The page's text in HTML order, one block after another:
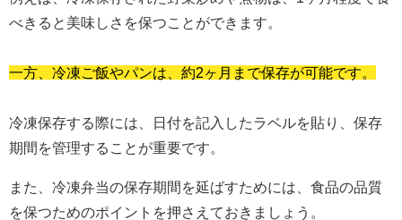
べきると美味しさを保つことができます。
一方、冷凍ご飯やパンは、約2ヶ月まで保存が可能です。
冷凍保存する際には、日付を記入したラベルを貼り、保存
期間を管理することが重要です。
また、冷凍弁当の保存期間を延ばすためには、食品の品質
を保つためのポイントを押さえておきましょう。